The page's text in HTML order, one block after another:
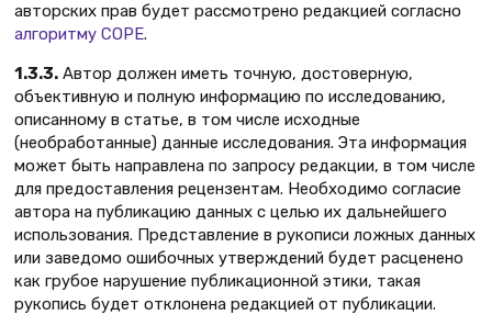
авторских прав будет рассмотрено редакцией согласно
алгоритму COPE.
1.3.3. Автор должен иметь точную, достоверную,
объективную и полную информацию по исследованию,
описанному в статье, в том числе исходные
(необработанные) данные исследования. Эта информация
может быть направлена по запросу редакции, в том числе
для предоставления рецензентам. Необходимо согласие
автора на публикацию данных с целью их дальнейшего
использования. Представление в рукописи ложных данных
или заведомо ошибочных утверждений будет расценено
как грубое нарушение публикационной этики, такая
рукопись будет отклонена редакцией от публикации.